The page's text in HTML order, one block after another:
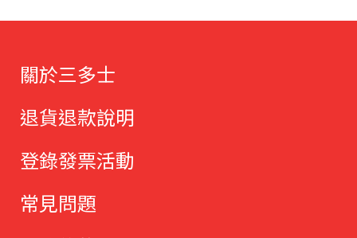
關於三多士
退貨退款說明
登錄發票活動
常見問題